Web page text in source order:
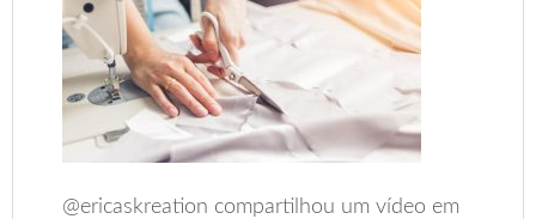
@ericaskreation compartilhou um vídeo em